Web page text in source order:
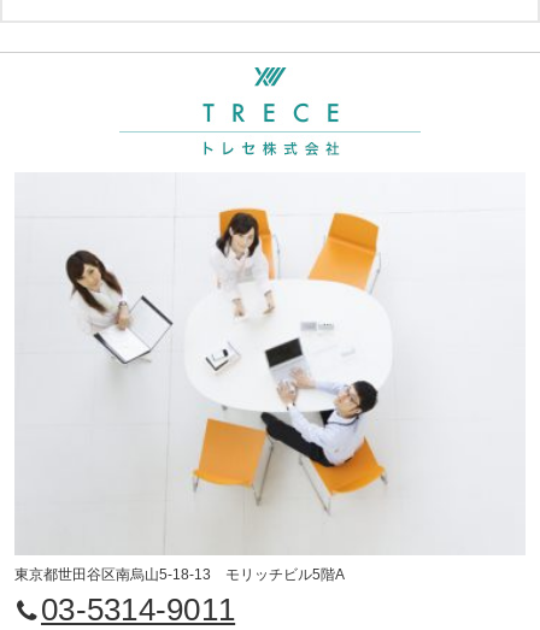
東京都世田谷区南烏山5-18-13 モリッチビル5階A
03-5314-9011